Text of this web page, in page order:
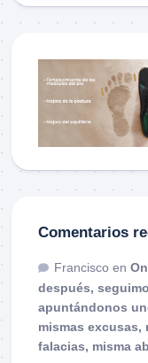
Comentarios
Francisco en
después,
apuntándonos
mismas excusas,
falacias, misma